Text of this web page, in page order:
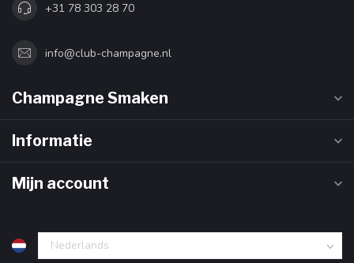
+31 78 303 28 70
info@club-champagne.nl
Champagne Smaken
Informatie
Mijn account